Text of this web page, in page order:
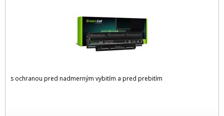
s ochranou pred nadmerným vybitím a pred prebitím